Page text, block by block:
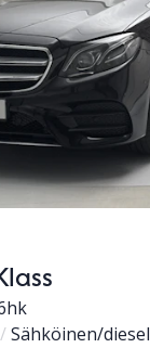
Sähköinen/diesel